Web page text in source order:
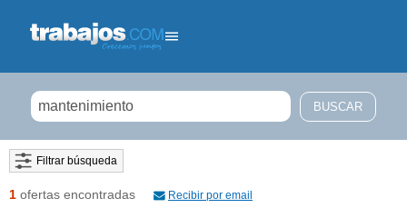
Filtrar búsqueda
1 ofertas encontradas Recibir por email